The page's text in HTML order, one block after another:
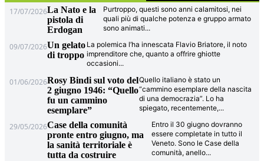
17/07/2026La Nato e la
pistola di
Erdogan
Purtroppo, questi sono anni calamitosi, nei
quali più di qualche potenza e gruppo armato
sono animati...
09/07/2026Un gelato
di troppo
La polemica l’ha innescata Flavio Briatore, il noto
imprenditore che, quanto a offrire ghiotte
occasioni...
01/06/2026Rosy Bindi sul voto del
2 giugno 1946: “Quello
fu un cammino
esemplare”
Quello italiano è stato un
“cammino esemplare della nascita
di una democrazia”. Lo ha
spiegato, recentemente,...
29/05/2026Case della comunità
pronte entro giugno, ma
la sanità territoriale è
tutta da costruire
Entro il 30 giugno dovranno
essere completate in tutto il
Veneto. Sono le Case della
comunità, anello...